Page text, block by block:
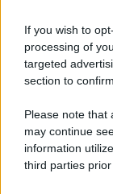
If you wish to
processing of
targeted
section to
Please note that
may continue
information
third parties